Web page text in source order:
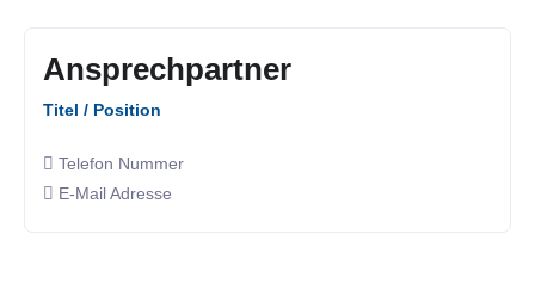
Ansprechpartner
Titel / Position
Telefon Nummer
E-Mail Adresse